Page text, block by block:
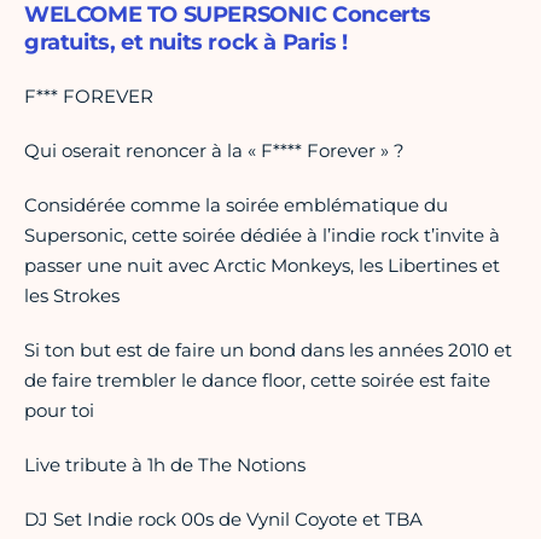
WELCOME TO SUPERSONIC Concerts
gratuits, et nuits rock à Paris !
F*** FOREVER
Qui oserait renoncer à la « F**** Forever » ?
Considérée comme la soirée emblématique du
Supersonic, cette soirée dédiée à l’indie rock t’invite à
passer une nuit avec Arctic Monkeys, les Libertines et
les Strokes
Si ton but est de faire un bond dans les années 2010 et
de faire trembler le dance floor, cette soirée est faite
pour toi
Live tribute à 1h de The Notions
DJ Set Indie rock 00s de Vynil Coyote et TBA